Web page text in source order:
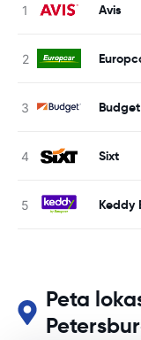
Avis
Budget
Sixt
Keddy
Peta